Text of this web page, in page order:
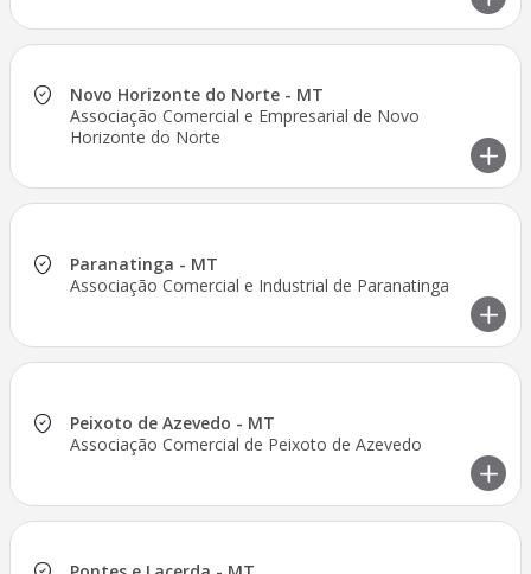
Novo Horizonte do Norte - MT
Associação Comercial e Empresarial de Novo
Horizonte do Norte
Paranatinga - MT
Associação Comercial e Industrial de Paranatinga
Peixoto de Azevedo - MT
Associação Comercial de Peixoto de Azevedo